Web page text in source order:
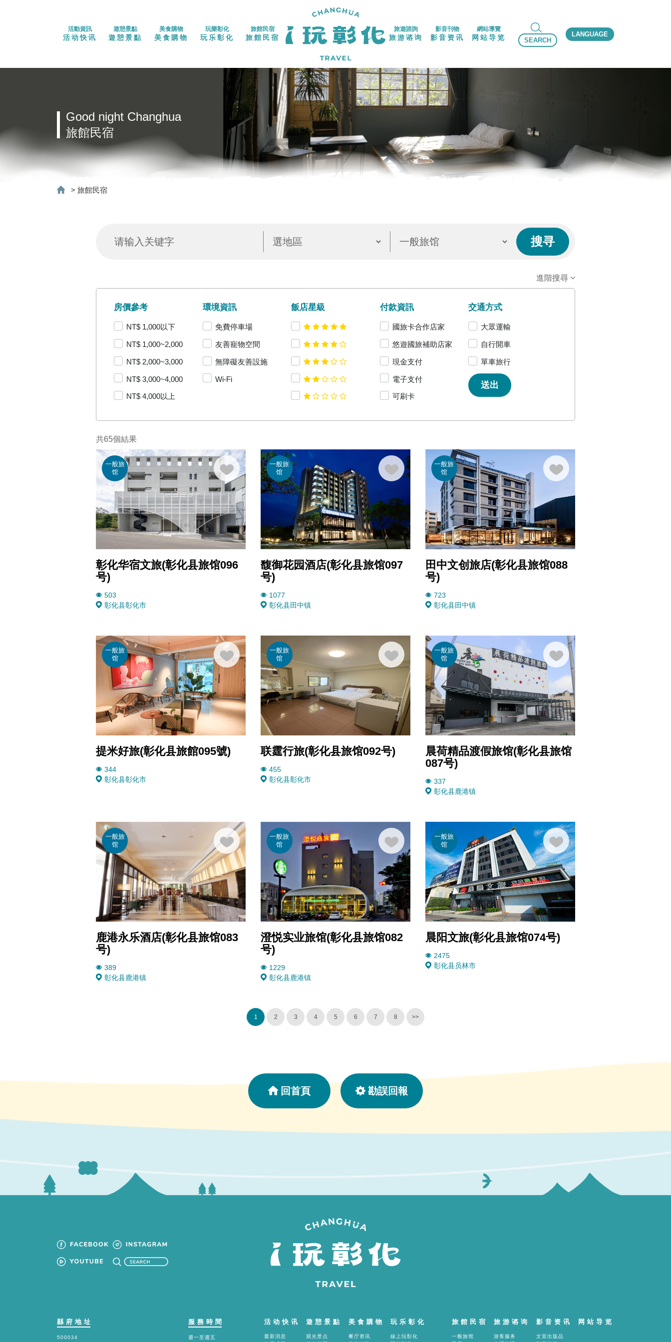
活動資訊
活动快讯
遊憩景點
遊憩景點
美食購物
美食購物
玩樂彰化
玩乐彰化
旅館民宿
旅館民宿
旅遊諮詢
旅游谘询
影音刊物
影音资讯
網站導覽
网站导览 SEARCH
LANGUAGE
Good night Changhua
旅館民宿
> 旅館民宿
進階搜尋
房價參考
NT$ 1,000以下
NT$ 1,000~2,000
NT$ 2,000~3,000
NT$ 3,000~4,000
NT$ 4,000以上
環境資訊
免費停車場
友善寵物空間
無障礙友善設施
Wi-Fi
飯店星級 付款資訊
國旅卡合作店家
悠遊國旅補助店家
現金支付
電子支付
可刷卡
交通方式
大眾運輸
自行開車
單車旅行
共65個結果
一般旅
馆
彰化华宿文旅(彰化县旅馆096
号)
503
彰化县彰化市
一般旅
馆
馥御花园酒店(彰化县旅馆097
号)
1077
彰化县田中镇
一般旅
馆
田中文创旅店(彰化县旅馆088
号)
723
彰化县田中镇
一般旅
馆
提米好旅(彰化县旅館095號)
344
彰化县彰化市
一般旅
馆
联霆行旅(彰化县旅馆092号)
455
彰化县彰化市
一般旅
馆
晨荷精品渡假旅馆(彰化县旅馆
087号)
337
彰化县鹿港镇
一般旅
馆
鹿港永乐酒店(彰化县旅馆083
号)
389
彰化县鹿港镇
一般旅
馆
澄悦实业旅馆(彰化县旅馆082
号)
1229
彰化县鹿港镇
一般旅
馆
晨阳文旅(彰化县旅馆074号)
2475
彰化县员林市
1 2 3 4 5 6 7 8 >>
回首頁 勘誤回報
縣府地址
500034
服務時間
週一至週五
活动快讯
最新消息
遊憩景點
观光景点
美食購物
餐厅资讯
玩乐彰化
線上玩彰化
旅館民宿
一般旅馆
旅游谘询
游客服务
影音资讯
文宣出版品
网站导览